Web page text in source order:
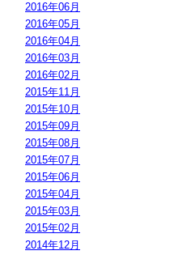
2016年06月
2016年05月
2016年04月
2016年03月
2016年02月
2015年11月
2015年10月
2015年09月
2015年08月
2015年07月
2015年06月
2015年04月
2015年03月
2015年02月
2014年12月